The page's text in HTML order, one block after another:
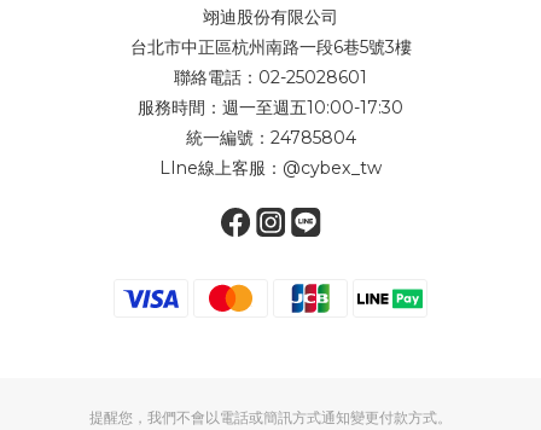
翊迪股份有限公司
台北市中正區杭州南路一段6巷5號3樓
聯絡電話：02-25028601
服務時間：週一至週五10:00-17:30
統一編號：24785804
LIne線上客服： @cybex_tw
提醒您，我們不會以電話或簡訊方式通知變更付款方式。